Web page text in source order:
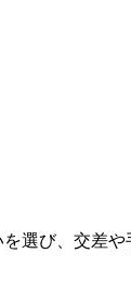
選び、交差